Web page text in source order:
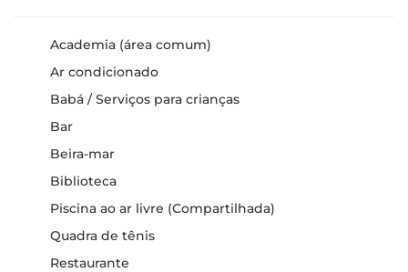
Academia (área comum)
Ar condicionado
Babá / Serviços para crianças
Bar
Beira-mar
Biblioteca
Piscina ao ar livre (Compartilhada)
Quadra de tênis
Restaurante